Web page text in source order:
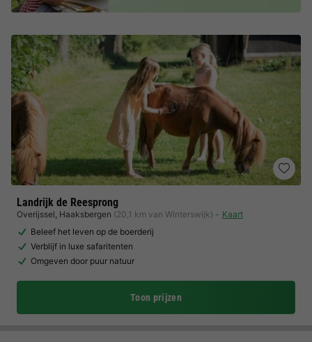
Landrijk de Reesprong
Overijssel, Haaksbergen (20,1 km van Winterswijk)
Kaart
Beleef het leven op de boerderij
Verblijf in luxe safaritenten
Omgeven door puur natuur
Toon prijzen